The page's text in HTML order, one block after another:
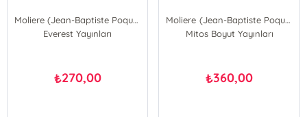
Moliere (Jean-Baptiste Poquelin)
Everest Yayınları
₺270,00
Moliere (Jean-Baptiste Poquelin)
Mitos Boyut Yayınları
₺360,00